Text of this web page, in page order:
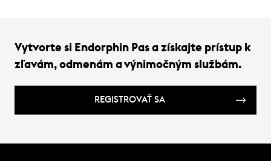
Vytvorte si Endorphin Pas a získajte prístup k
zľavám, odmenám a výnimočným službám.
REGISTROVAŤ SA